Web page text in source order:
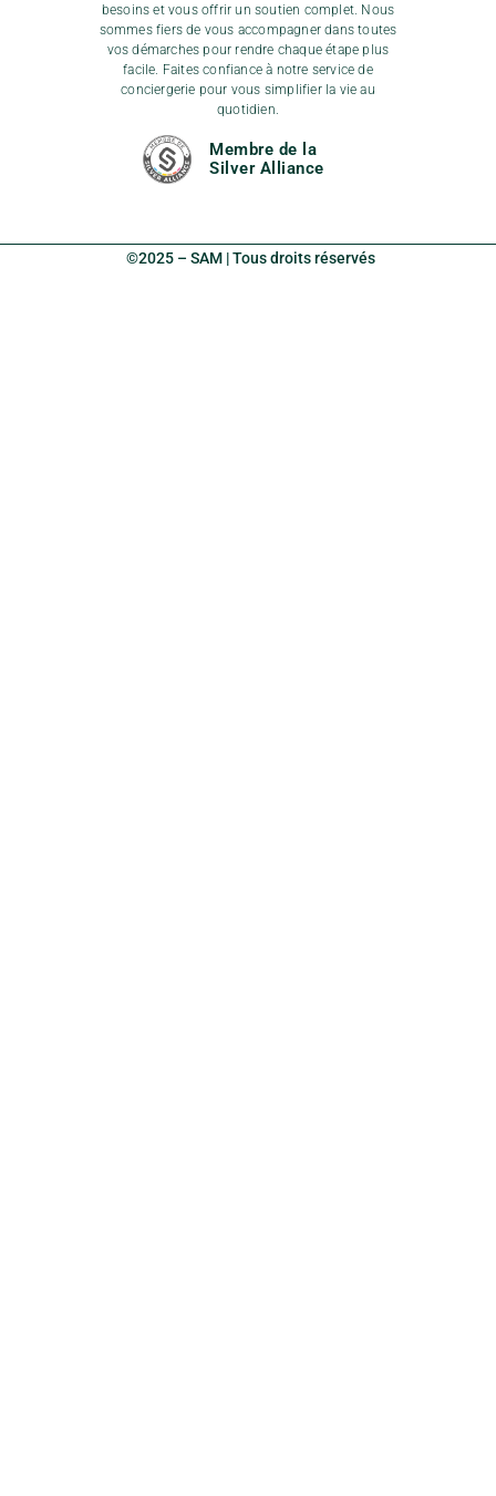
besoins et vous offrir un soutien complet. Nous
sommes fiers de vous accompagner dans toutes
vos démarches pour rendre chaque étape plus
facile. Faites confiance à notre service de
conciergerie pour vous simplifier la vie au
quotidien.
Membre de la
Silver Alliance
©2025 – SAM | Tous droits réservés